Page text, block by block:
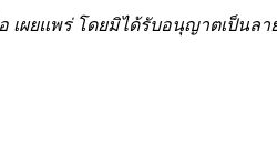
ผยแพร่ โดยมิได้รับอนุญาตเป็นล